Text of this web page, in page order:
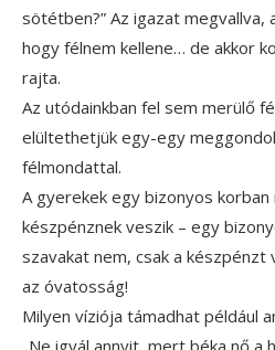
sötétben?” Az igazat
hogy félnem kellene… de akkor
rajta.
Az utódainkban fel sem merülő
elültethetjük egy-egy
félmondattal.
A gyerekek egy bizonyos korban
készpénznek veszik – egy
szavakat nem, csak a
az óvatosság!
Milyen víziója támadhat például
„Ne igyál annyit, mert béka nő a